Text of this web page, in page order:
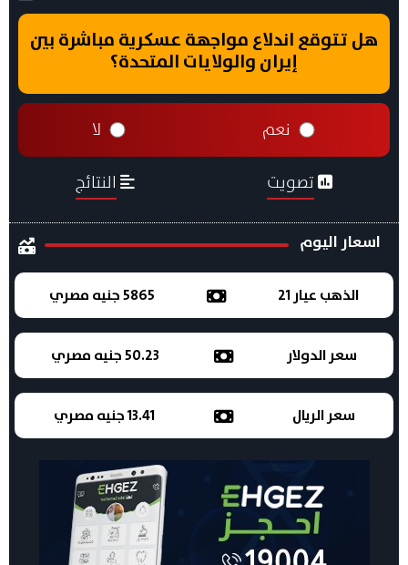
هل تتوقع اندلاع مواجهة عسكرية مباشرة بين
إيران والولايات المتحدة؟
نعم لا
تصويت النتائج
اسعار اليوم
الذهب عيار 21 5865 جنيه مصري
سعر الدولار 50.23 جنيه مصري
سعر الريال 13.41 جنيه مصري